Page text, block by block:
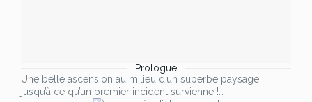
Prologue
Une belle ascension au milieu d’un superbe paysage,
jusqu’à ce qu’un premier incident survienne !…